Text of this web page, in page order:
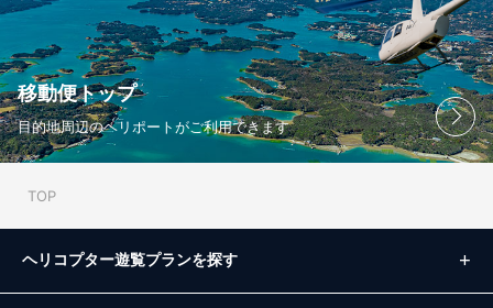
移動便トップ
目的地周辺のヘリポートがご利用できます
TOP
ヘリコプター遊覧プランを探す